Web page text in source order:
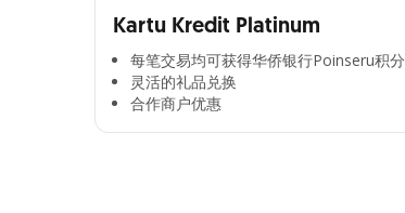
Kartu Kredit Platinum
每笔交易均可获得华侨银行Poinseru积分​
灵活的礼品兑换​
合作商户优惠​